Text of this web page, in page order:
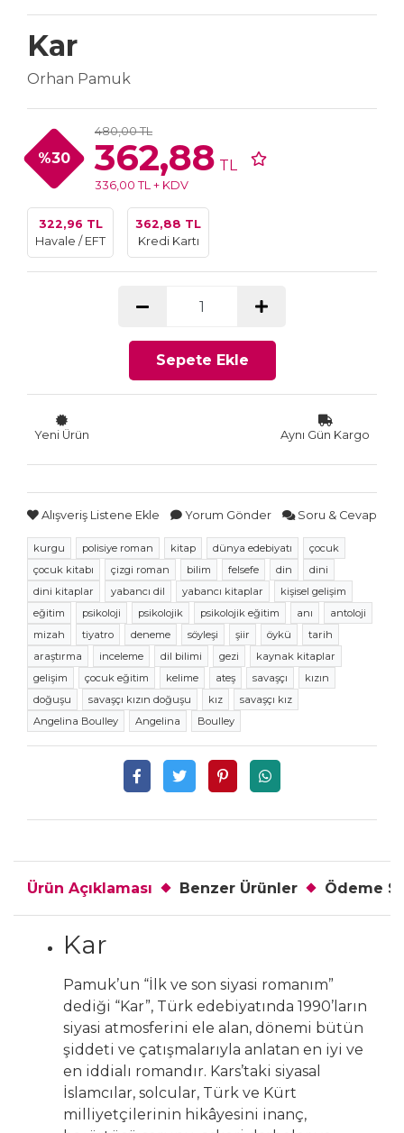
Kar
Orhan Pamuk
%30
480,00 TL
362,88 TL
336,00 TL + KDV
322,96 TL
Havale / EFT
362,88 TL
Kredi Kartı
Sepete Ekle
Yeni Ürün Aynı Gün Kargo
Alışveriş Listene Ekle Yorum Gönder Soru & Cevap
kurgu polisiye roman kitap dünya edebiyatı
çocuk
çocuk kitabı
çizgi roman bilim felsefe din
dini
dini kitaplar
yabancı dil yabancı kitaplar
kişisel gelişim
eğitim
psikoloji psikolojik psikolojik eğitim anı
antoloji
mizah
tiyatro deneme söyleşi şiir öykü
tarih
araştırma
inceleme dil bilimi gezi
kaynak kitaplar
gelişim
çocuk eğitim kelime ateş savaşçı
kızın
doğuşu
savaşçı kızın doğuşu kız
savaşçı kız
Angelina Boulley
Angelina Boulley
Ürün Açıklaması Benzer Ürünler Ödeme
Kar
Pamuk’un “İlk ve son siyasi romanım”
dediği “Kar”, Türk edebiyatında 1990’ların
siyasi atmosferini ele alan, dönemi bütün
şiddeti ve çatışmalarıyla anlatan en iyi ve
en iddialı romandır. Kars’taki siyasal
İslamcılar, solcular, Türk ve Kürt
milliyetçilerinin hikâyesini inanç,